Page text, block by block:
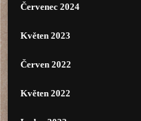
Červenec 2024
Květen 2023
Červen 2022
Květen 2022